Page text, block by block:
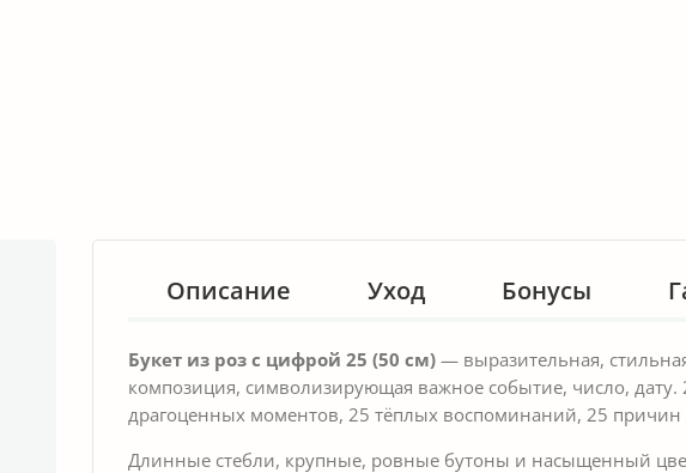
Описание Уход Бонусы
Букет из роз с цифрой 25 (50 см) — выразительная,
композиция, символизирующая важное событие, число,
драгоценных моментов, 25 тёплых воспоминаний, 25 причин
Длинные стебли, крупные, ровные бутоны и насыщенный